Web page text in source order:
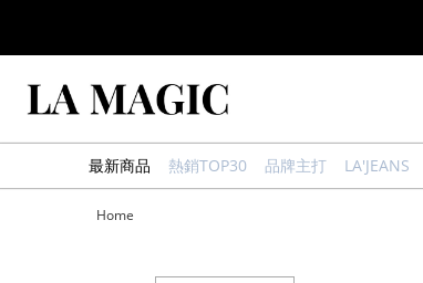
最新商品 熱銷TOP30 品牌主打 LA'JEANS
Home